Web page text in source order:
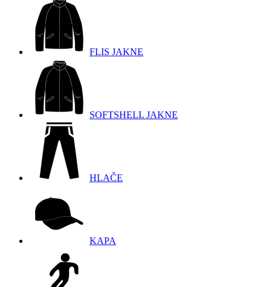
FLIS JAKNE
SOFTSHELL JAKNE
HLAČE
KAPA